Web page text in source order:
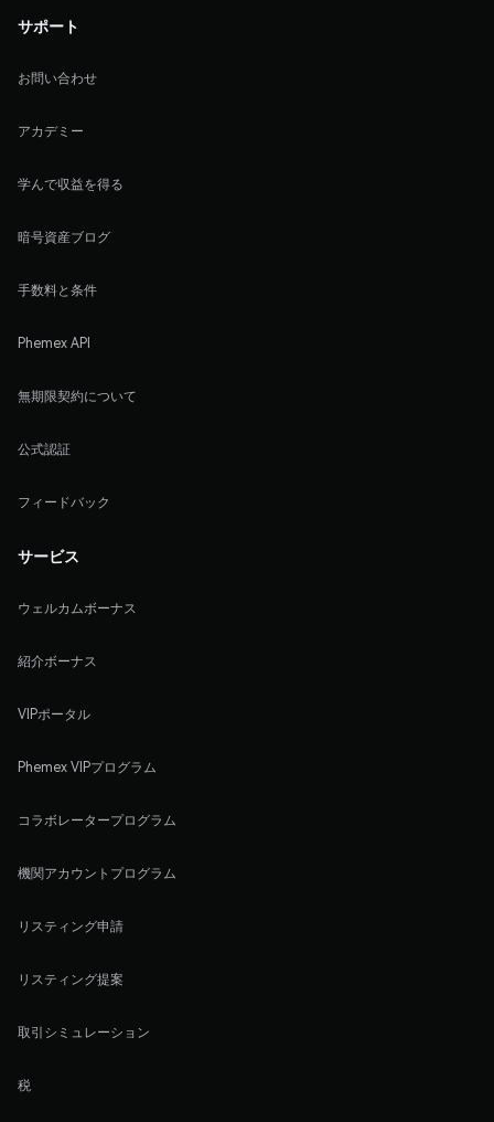
サポート
お問い合わせ
アカデミー
学んで収益を得る
暗号資産ブログ
手数料と条件
Phemex API
無期限契約について
公式認証
フィードバック
サービス
ウェルカムボーナス
紹介ボーナス
VIPポータル
Phemex VIPプログラム
コラボレータープログラム
機関アカウントプログラム
リスティング申請
リスティング提案
取引シミュレーション
税